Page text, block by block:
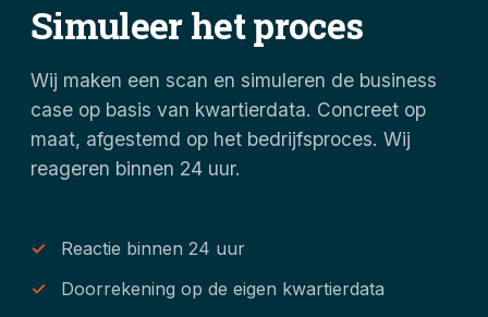
Simuleer het proces
Wij maken een scan en simuleren de business
case op basis van kwartierdata. Concreet op
maat, afgestemd op het bedrijfsproces. Wij
reageren binnen 24 uur.
Reactie binnen 24 uur
Doorrekening op de eigen kwartierdata